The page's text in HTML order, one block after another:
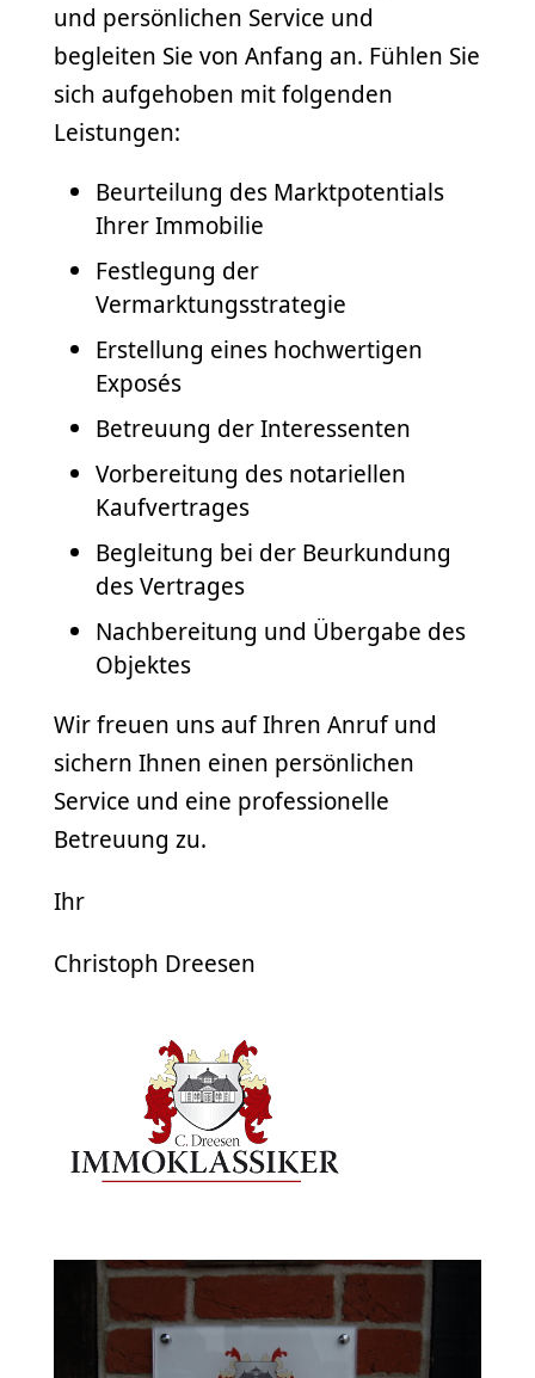
und persönlichen Service und
begleiten Sie von Anfang an. Fühlen Sie
sich aufgehoben mit folgenden
Leistungen:
Beurteilung des Marktpotentials
Ihrer Immobilie
Festlegung der
Vermarktungsstrategie
Erstellung eines hochwertigen
Exposés
Betreuung der Interessenten
Vorbereitung des notariellen
Kaufvertrages
Begleitung bei der Beurkundung
des Vertrages
Nachbereitung und Übergabe des
Objektes
Wir freuen uns auf Ihren Anruf und
sichern Ihnen einen persönlichen
Service und eine professionelle
Betreuung zu.
Ihr
Christoph Dreesen